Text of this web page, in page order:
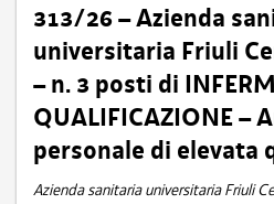
313/26 – Azienda
universitaria Friuli
– n. 3 posti di
QUALIFICAZIONE –
personale di elevata
Azienda sanitaria universitaria Friuli